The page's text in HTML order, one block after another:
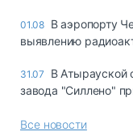
01.08 В аэропорту
выявлению
31.07
В Атырауской
завода "Силлено"
Все новости